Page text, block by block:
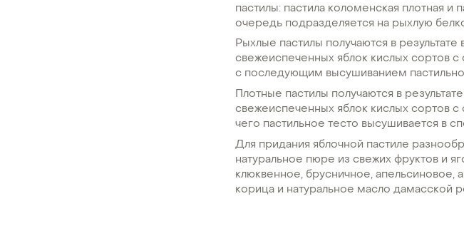
пастилы: пастила коломенская плотная и
очередь подразделяется на рыхлую
Рыхлые пастилы получаются в
свежеиспеченных яблок кислых сортов
с последующим высушиванием
Плотные пастилы получаются в
свежеиспеченных яблок кислых сортов
чего пастильное тесто высушивается в
Для придания яблочной пастиле
натуральное пюре из свежих фруктов и
клюквенное, брусничное, апельсиновое,
корица и натуральное масло дамасской